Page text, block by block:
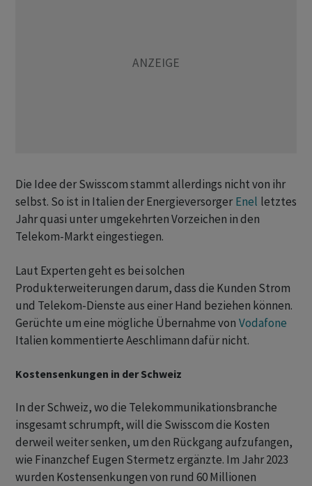
Die Idee der Swisscom stammt allerdings nicht von ihr
selbst. So ist in Italien der Energieversorger Enel letztes
Jahr quasi unter umgekehrten Vorzeichen in den
Telekom-Markt eingestiegen.
Laut Experten geht es bei solchen
Produkterweiterungen darum, dass die Kunden Strom
und Telekom-Dienste aus einer Hand beziehen können.
Gerüchte um eine mögliche Übernahme von Vodafone
Italien kommentierte Aeschlimann dafür nicht.
Kostensenkungen in der Schweiz
In der Schweiz, wo die Telekommunikationsbranche
insgesamt schrumpft, will die Swisscom die Kosten
derweil weiter senken, um den Rückgang aufzufangen,
wie Finanzchef Eugen Stermetz ergänzte. Im Jahr 2023
wurden Kostensenkungen von rund 60 Millionen